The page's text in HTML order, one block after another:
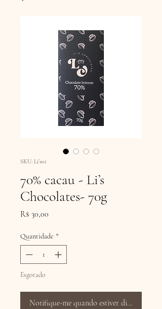
SKU: Li’s01
70% cacau - Li’s
Chocolates- 70g
R$ 30,00
Quantidade *
Esgotado
Notifique-me quando estiver disponível